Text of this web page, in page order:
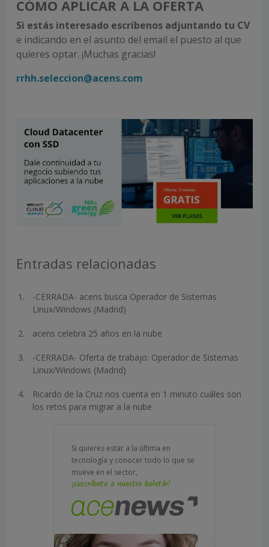
CÓMO APLICAR A LA OFERTA
Si estás interesado escríbenos adjuntando tu CV
e indicando en el asunto del email el puesto al que
quieres optar. ¡Muchas gracias!
rrhh.seleccion@acens.com
Entradas relacionadas
-CERRADA- acens busca Operador de Sistemas
Linux/Windows (Madrid)
acens celebra 25 años en la nube
-CERRADA- Oferta de trabajo: Operador de Sistemas
Linux/Windows (Madrid)
Ricardo de la Cruz nos cuenta en 1 minuto cuáles son
los retos para migrar a la nube
Si quieres estar a la última en
tecnología y conocer todo lo que se
mueve en el sector,
¡suscríbete a nuestro boletín!